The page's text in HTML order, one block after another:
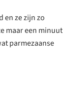
en ze zijn zo
maar een minuut
parmezaanse